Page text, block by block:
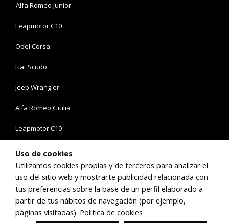
Alfa Romeo Junior
Leapmotor C10
Opel Corsa
Fiat Scudo
Jeep Wrangler
Alfa Romeo Giulia
Leapmotor C10
Opel Combo
Síguenos en:
Uso de cookies
Utilizamos cookies propias y de terceros para analizar el
uso del sitio web y mostrarte publicidad relacionada con
tus preferencias sobre la base de un perfil elaborado a
partir de tus hábitos de navegación (por ejemplo,
páginas visitadas). Política de cookies